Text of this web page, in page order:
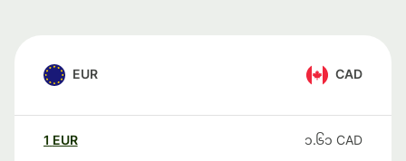
EUR CAD
1 EUR ၁.၆၁ CAD